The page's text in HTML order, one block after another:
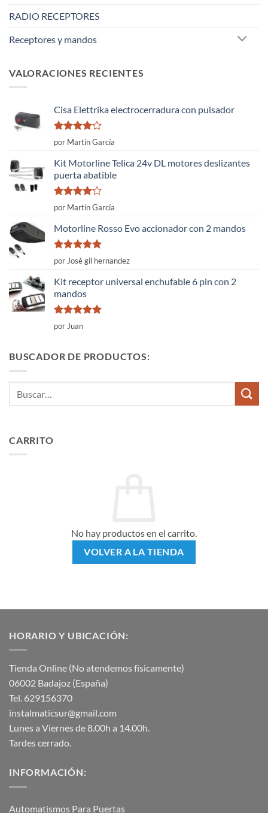
RADIO RECEPTORES
Receptores y mandos
VALORACIONES RECIENTES
Cisa Elettrika electrocerradura con pulsador
Valorado
con
5
por Martín García
Kit Motorline Telica 24v DL motores deslizantes
puerta abatible
Valorado
con
5
por Martín García
Motorline Rosso Evo accionador con 2 mandos
Valorado
con
de 5
por José gil hernandez
Kit receptor universal enchufable 6 pin con 2
mandos
Valorado
con
por Juan
BUSCADOR DE PRODUCTOS:
CARRITO
No hay productos en el carrito.
VOLVER A LA TIENDA
HORARIO Y UBICACIÓN:
Tienda Online (No atendemos físicamente)
06002 Badajoz (España)
Tel. 629156370
instalmaticsur@gmail.com
Lunes a Viernes de 8.00h a 14.00h.
Tardes cerrado.
INFORMACIÓN:
Automatismos Para Puertas